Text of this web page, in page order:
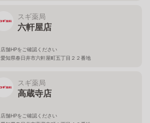
スギ薬局
六軒屋店
店舗HPをご確認ください
愛知県春日井市六軒屋町五丁目２２番地
スギ薬局
高蔵寺店
店舗HPをご確認ください